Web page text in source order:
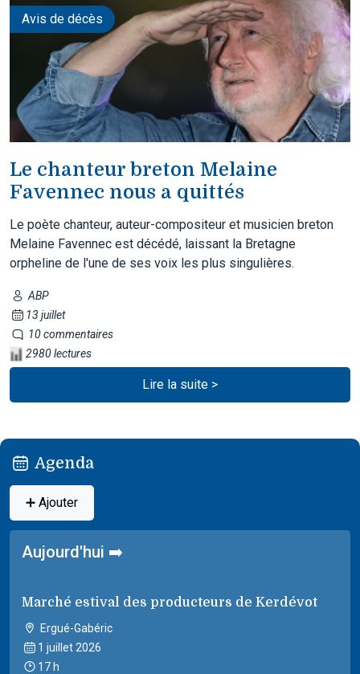
Avis de décès
Le chanteur breton Melaine
Favennec nous a quittés
Le poète chanteur, auteur-compositeur et musicien breton
Melaine Favennec est décédé, laissant la Bretagne
orpheline de l'une de ses voix les plus singulières.
ABP
13 juillet
10 commentaires
2980 lectures
Lire la suite >
Agenda
➕ Ajouter
Aujourd'hui ➡️
Marché estival des producteurs de Kerdévot
Ergué-Gabéric
1 juillet 2026
17 h